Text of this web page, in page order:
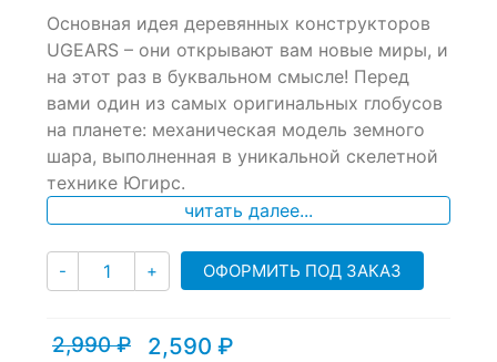
out
on
customer
ratings
Основная идея деревянных конструкторов
UGEARS – они открывают вам новые миры, и
на этот раз в буквальном смысле! Перед
вами один из самых оригинальных глобусов
на планете: механическая модель земного
шара, выполненная в уникальной скелетной
технике Югирс.
читать далее...
- Количество
+ ОФОРМИТЬ ПОД ЗАКАЗ
2,990₽
Первоначальная2,590 ₽
Текущая